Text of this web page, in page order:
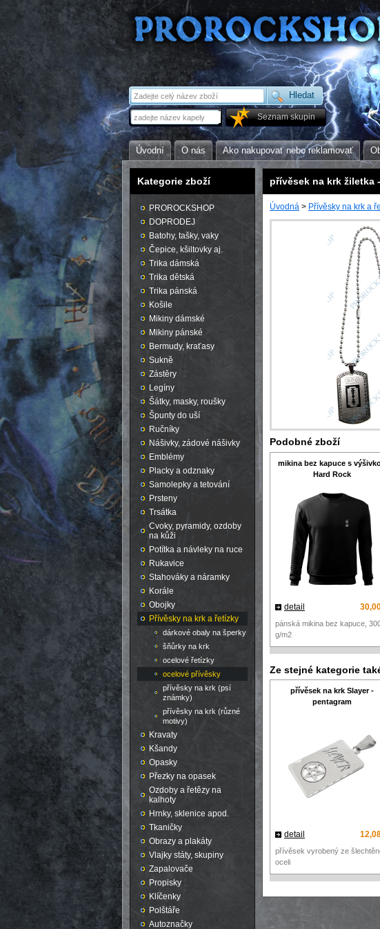
Seznam skupin
Úvodní O nás Ako nakupovať nebo reklamovať
přívěsek na krk žiletka
Úvodná > Přívěsky na krk a
Podobné zboží
mikina bez kapuce s
Hard Rock
detail
pánská mikina bez kapuce,
g/m2
Ze stejné kategorie
přívěsek na krk Slayer -
pentagram
detail
přívěsek vyrobený ze
oceli
Kategorie zboží
PROROCKSHOP
DOPRODEJ
Batohy, tašky, vaky
Čepice, kšiltovky aj.
Trika dámská
Trika dětská
Trika pánská
Košile
Mikiny dámské
Mikiny pánské
Bermudy, kraťasy
Sukně
Zástěry
Legíny
Šátky, masky, roušky
Špunty do uší
Ručníky
Nášivky, zádové nášivky
Emblémy
Placky a odznaky
Samolepky a tetování
Prsteny
Trsátka
Cvoky, pyramidy, ozdoby
na kůži
Potítka a návleky na ruce
Rukavice
Stahováky a náramky
Korále
Obojky
Přívěsky na krk a řetízky
dárkové obaly na šperky
šňůrky na krk
ocelové řetízky
ocelové přívěsky
přívěsky na krk (psí
známky)
přívěsky na krk (různé
motivy)
Kravaty
Kšandy
Opasky
Přezky na opasek
Ozdoby a řetězy na
kalhoty
Hrnky, sklenice apod.
Tkaničky
Obrazy a plakáty
Vlajky státy, skupiny
Zapalovače
Propisky
Klíčenky
Polštáře
Autoznačky